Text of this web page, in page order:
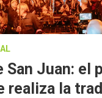
San Juan: el
realiza la